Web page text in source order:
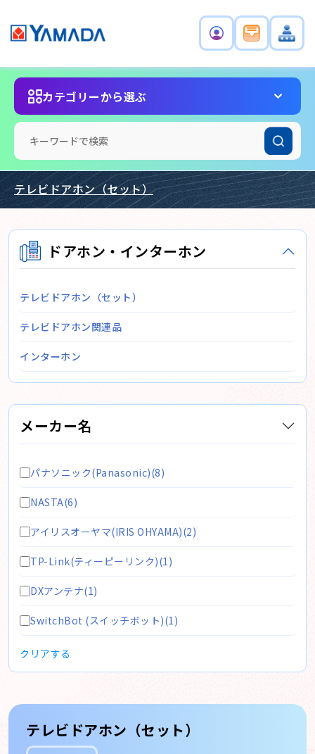
カテゴリーから選ぶ
テレビドアホン（セット）
ドアホン・インターホン
テレビドアホン（セット）
テレビドアホン関連品
インターホン
メーカー名
パナソニック(Panasonic)(8)
NASTA(6)
アイリスオーヤマ(IRIS OHYAMA)(2)
TP-Link(ティーピーリンク)(1)
DXアンテナ(1)
SwitchBot (スイッチボット)(1)
クリアする
テレビドアホン（セット）